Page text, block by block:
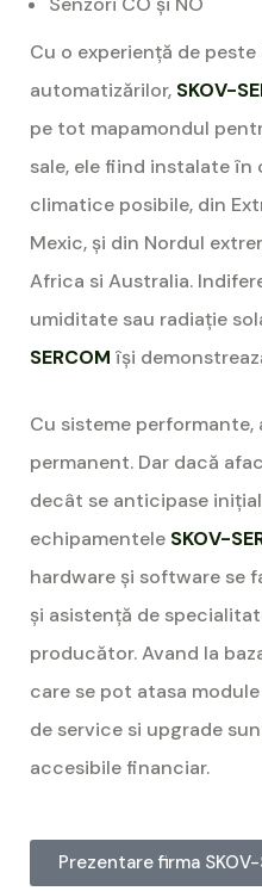
Cu o experiență de
automatizărilor, SKOV-
pe tot mapamondul
sale, ele fiind instalate
climatice posibile, din
Mexic, și din Nordul
Africa si Australia.
umiditate sau radiație
SERCOM își
Cu sisteme performante,
permanent. Dar dacă
decât se anticipase
echipamentele SKOV-
hardware și software se
și asistență de
producător. Avand la
care se pot atasa
de service si upgrade
accesibile financiar.
Prezentare firma